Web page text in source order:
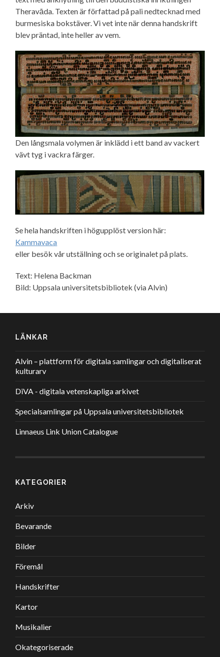
Theravāda. Texten är författad på pali nedtecknad med
burmesiska bokstäver. Vi vet inte när denna handskrift
blev präntad, inte heller av vem.
Den långsmala volymen är inklädd i ett band av vackert
vävt tyg i vackra färger.
Se hela handskriften i högupplöst version här:
Kammavaca
eller besök vår utställning och se originalet på plats.
Text: Helena Backman
Bild: Uppsala universitetsbibliotek (via Alvin)
LÄNKAR
Alvin – plattform för digitala samlingar och digitaliserat
kulturarv
DiVA - digitala vetenskapliga arkivet
Specialsamlingar på Uppsala universitetsbibliotek
Linnaeus Link Union Catalogue
KATEGORIER
Arkiv
Bevarande
Bilder
Föremål
Handskrifter
Kartor
Musikalier
Okategoriserade